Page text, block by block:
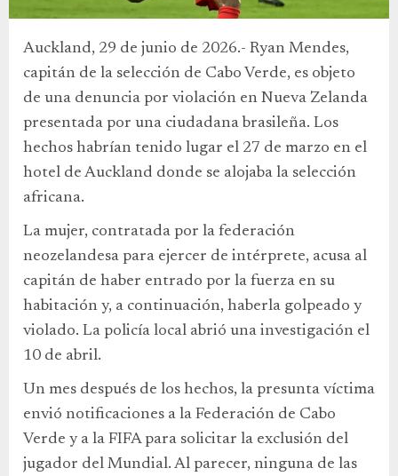
Auckland, 29 de junio de 2026.- Ryan Mendes,
capitán de la selección de Cabo Verde, es objeto
de una denuncia por violación en Nueva Zelanda
presentada por una ciudadana brasileña. Los
hechos habrían tenido lugar el 27 de marzo en el
hotel de Auckland donde se alojaba la selección
africana.
La mujer, contratada por la federación
neozelandesa para ejercer de intérprete, acusa al
capitán de haber entrado por la fuerza en su
habitación y, a continuación, haberla golpeado y
violado. La policía local abrió una investigación el
10 de abril.
Un mes después de los hechos, la presunta víctima
envió notificaciones a la Federación de Cabo
Verde y a la FIFA para solicitar la exclusión del
jugador del Mundial. Al parecer, ninguna de las